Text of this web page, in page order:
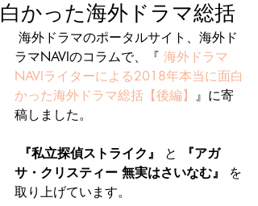
白かった海外ドラマ総括
ラマNAVIのコラムで、『 海外ドラマ
NAVIライターによる2018年本当に面白
かった海外ドラマ総括【後編】 』に寄
稿しました。
『私立探偵ストライク』 と
『アガ
サ・クリスティー 無実はさいなむ』
を
取り上げています。